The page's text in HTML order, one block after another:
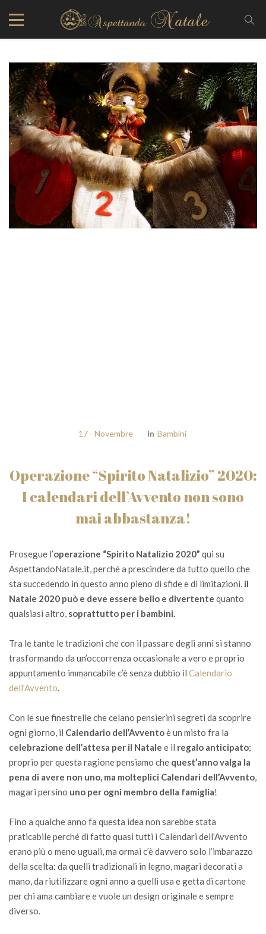
17 - Novembre In Bambini
Operazione “Spirito Natalizio” 2020:
I calendari dell’Avvento non sono
mai abbastanza!
Prosegue l’operazione “Spirito Natalizio 2020” qui su
AspettandoNatale.it, perché a prescindere da tutto quello che
sta succedendo in questo anno pieno di sfide e di limitazioni, il
Natale 2020 può e deve essere bello e divertente quanto
qualsiasi altro, soprattutto per i bambini.
Tra le tante le tradizioni che con il passare degli anni si stanno
trasformando da un’occorrenza occasionale a vero e proprio
appuntamento immancabile c’è senza dubbio il Calendario
dell’Avvento
Con le sue finestrelle che celano pensierini segreti da scoprire
ogni giorno, il Calendario dell’Avventoè un misto fra la
celebrazione dell’attesa per il Natale e il regalo anticipato;
proprio per questa ragione pensiamo che quest’anno valga la
pena di avere non uno, ma molteplici Calendari dell’Avvento
magari persino uno per ogni membro della famiglia!
Fino a qualche anno fa questa idea non sarebbe stata
praticabile perché di fatto quasi tutti i Calendari dell’Avvento
erano più o meno uguali, ma ormai c’è davvero solo l’imbarazzo
della scelta: da quelli tradizionali in legno, magari decorati a
mano, da riutilizzare ogni anno a quelli usa e getta di cartone
per chi ama cambiare e vuole un design originale e sempre
diverso.